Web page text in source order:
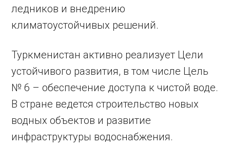
ледников и внедрению
климатоустойчивых решений.
Туркменистан активно реализует Цели
устойчивого развития, в том числе Цель
№ 6 – обеспечение доступа к чистой воде.
В стране ведется строительство новых
водных объектов и развитие
инфраструктуры водоснабжения.